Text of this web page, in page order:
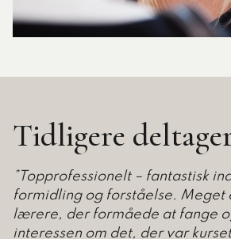
Tidligere
”Topprofessionelt – fantastisk
formidling og forståelse. Meget
lærere, der formåede at fange
interessen om det, der var